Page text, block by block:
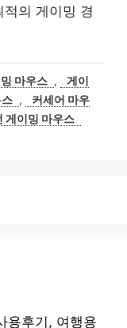
의 게이밍 경
마우스 ,
게이
,
커세어 마우
게이밍 마우스
용후기, 여행용